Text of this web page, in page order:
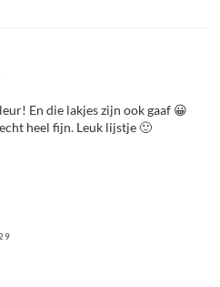
En die lakjes zijn ook gaaf 😀
heel fijn. Leuk lijstje 🙂